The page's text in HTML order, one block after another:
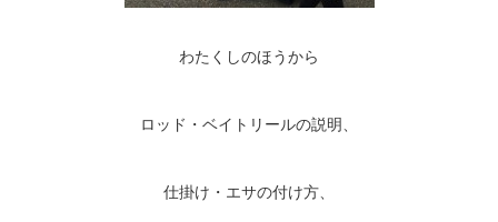
わたくしのほうから
ロッド・ベイトリールの説明、
仕掛け・エサの付け方、